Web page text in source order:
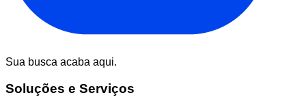
Sua busca acaba aqui.
Soluções e Serviços